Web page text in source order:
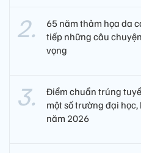
65 năm thảm họa da
tiếp những câu
vọng
Điểm chuẩn trúng
một số trường đại học,
năm 2026